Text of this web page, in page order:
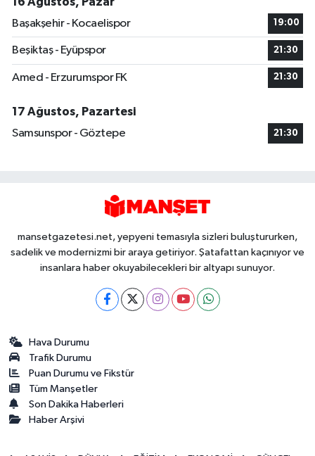
Başakşehir - Kocaelispor
19:00
Beşiktaş - Eyüpspor 21:30
Amed - Erzurumspor FK 21:30
17 Ağustos, Pazartesi
Samsunspor - Göztepe
21:30
mansetgazetesi.net, yepyeni temasıyla sizleri buluştururken,
sadelik ve modernizmi bir araya getiriyor. Şatafattan kaçınıyor ve
insanlara haber okuyabilecekleri bir altyapı sunuyor.
Hava Durumu
Trafik Durumu
Puan Durumu ve Fikstür
Tüm Manşetler
Son Dakika Haberleri
Haber Arşivi